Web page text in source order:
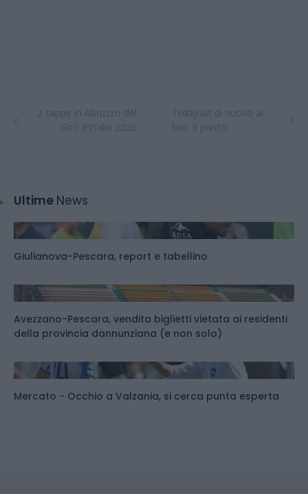
Ultime News
Giulianova-Pescara, report e tabellino
Avezzano-Pescara, vendita biglietti vietata ai residenti
della provincia dannunziana (e non solo)
Mercato - Occhio a Valzania, si cerca punta esperta